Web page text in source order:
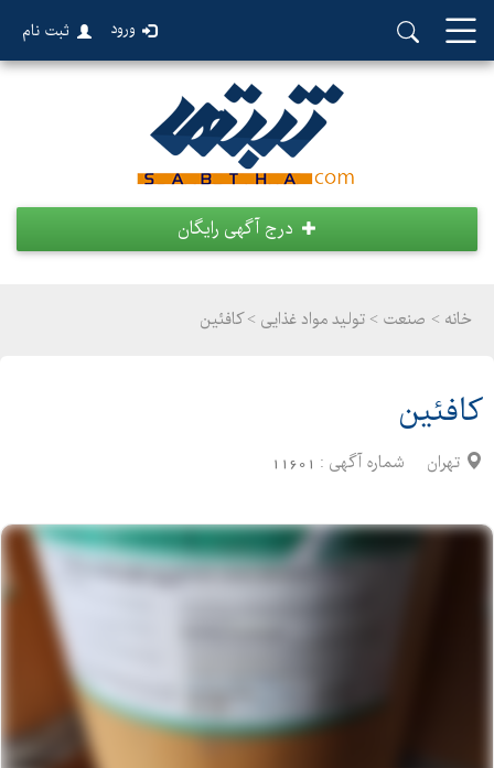
ورود ثبت نام
درج آگهی رایگان
خانه > صنعت > تولید مواد غذایی > کافئین
کافئین
تهران شماره آگهی : 11601